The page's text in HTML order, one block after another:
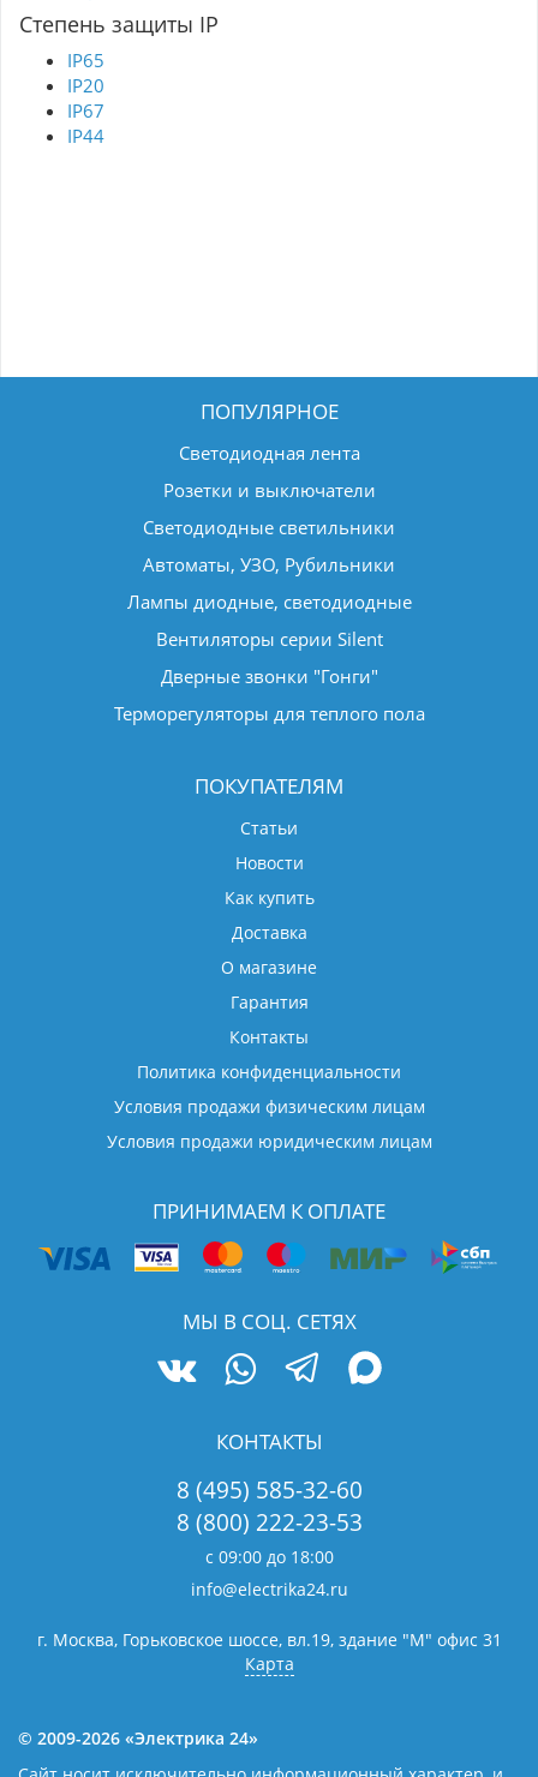
Степень защиты IP
IP65
IP20
IP67
IP44
ПОПУЛЯРНОЕ
Светодиодная лента
Розетки и выключатели
Светодиодные светильники
Автоматы, УЗО, Рубильники
Лампы диодные, светодиодные
Вентиляторы серии Silent
Дверные звонки "Гонги"
Терморегуляторы для теплого пола
ПОКУПАТЕЛЯМ
Статьи
Новости
Как купить
Доставка
О магазине
Гарантия
Контакты
Политика конфиденциальности
Условия продажи физическим лицам
Условия продажи юридическим лицам
ПРИНИМАЕМ К ОПЛАТЕ
МЫ В СОЦ. СЕТЯХ
КОНТАКТЫ
8 (495) 585-32-60
8 (800) 222-23-53
с 09:00 до 18:00
info@electrika24.ru
г. Москва, Горьковское шоссе, вл.19, здание "М" офис 31
Карта
© 2009-2026 «Электрика 24»